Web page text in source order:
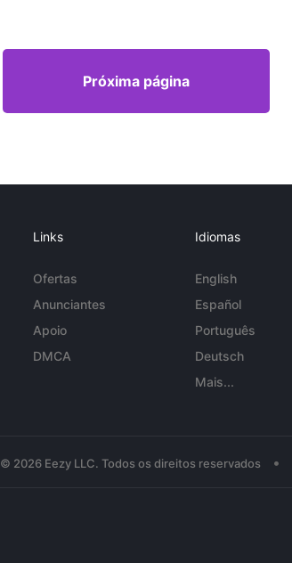
Próxima página
Links
Ofertas
Anunciantes
Apoio
DMCA
Idiomas
English
Español
Português
Deutsch
Mais...
© 2026 Eezy LLC. Todos os direitos reservados •